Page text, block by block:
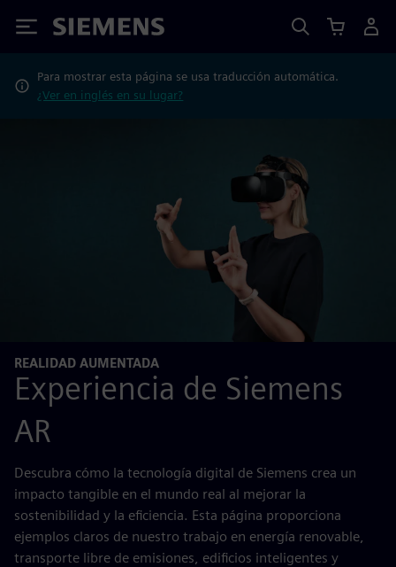
Siemens
Para mostrar esta página se usa traducción automática.
¿Ver en inglés en su lugar?
REALIDAD AUMENTADA
Experiencia de Siemens
AR
Descubra cómo la tecnología digital de Siemens crea un
impacto tangible en el mundo real al mejorar la
sostenibilidad y la eficiencia. Esta página proporciona
ejemplos claros de nuestro trabajo en energía renovable,
transporte libre de emisiones, edificios inteligentes y